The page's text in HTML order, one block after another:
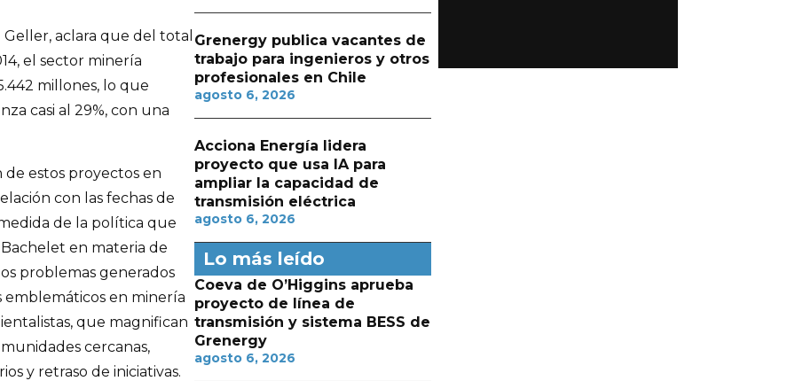
aclara que del total
el sector minería
millones, lo que
casi al 29%, con una
estos proyectos en
con las fechas de
de la política que
en materia de
problemas generados
emblemáticos en minería
que magnifican
cercanas,
y retraso de iniciativas.
Grenergy publica vacantes de
trabajo para ingenieros y otros
profesionales en Chile
agosto 6, 2026
Acciona Energía lidera
proyecto que usa IA para
ampliar la capacidad de
transmisión eléctrica
agosto 6, 2026
Lo más leído
Coeva de O’Higgins aprueba
proyecto de línea de
transmisión y sistema BESS de
Grenergy
agosto 6, 2026